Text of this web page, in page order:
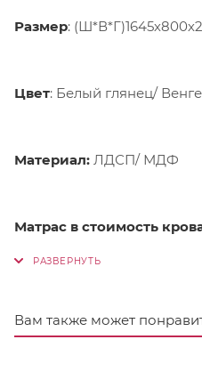
Размер:
Цвет: Белый глянец/ Венге
Материал: ЛДСП/ МДФ
Матрас в стоимость
Вам также может